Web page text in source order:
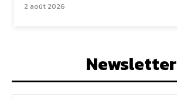
2 août 2026
Newsletter